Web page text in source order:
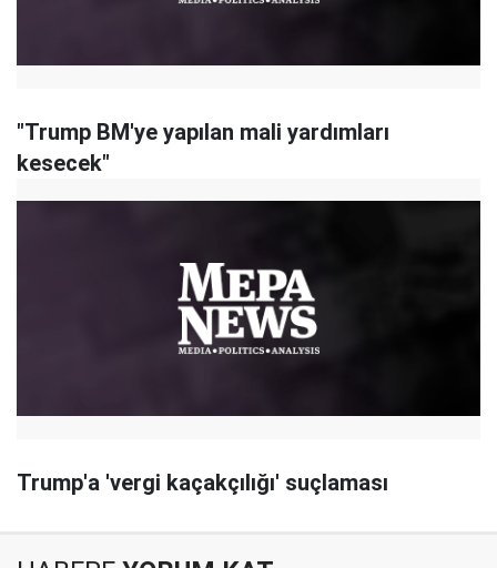
"Trump BM'ye yapılan mali yardımları
kesecek"
Trump'a 'vergi kaçakçılığı' suçlaması